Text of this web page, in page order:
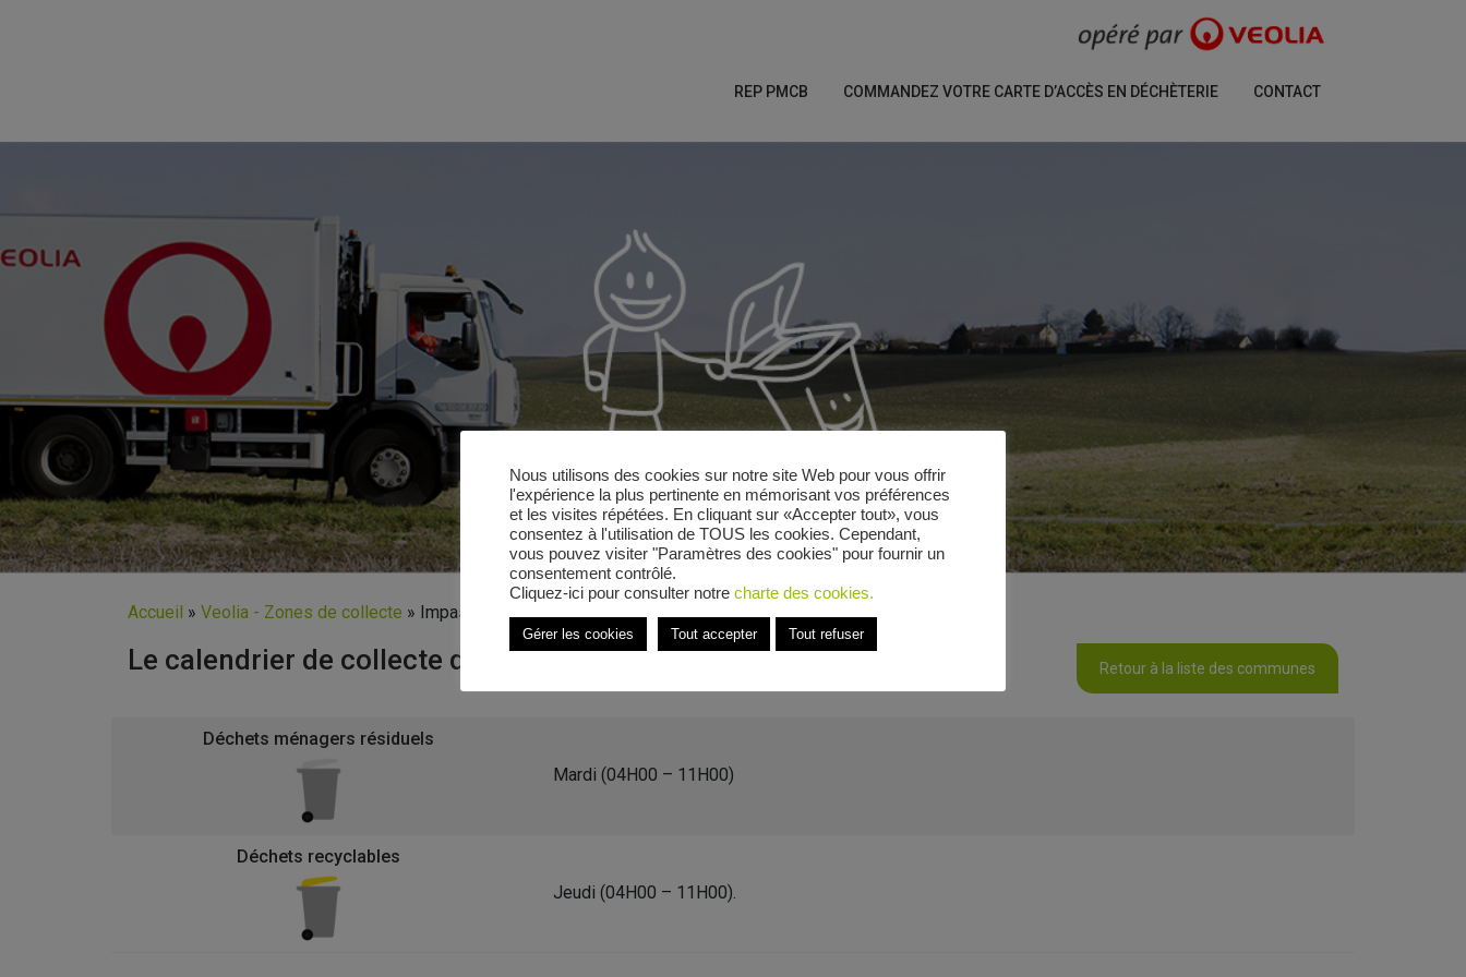
REP PMCB COMMANDEZ VOTRE CARTE D’ACCÈS EN DÉCHÈTERIE CONTACT
Accueil » Veolia - Zones de collecte » Impasse Adolphe Bony
Le calendrier de collecte de Impasse Adolphe Bony Retour à la liste des communes
Déchets ménagers résiduels
Mardi (04H00 – 11H00)
Déchets recyclables
Jeudi (04H00 – 11H00).
Nous utilisons des cookies sur notre site Web pour vous offrir
l'expérience la plus pertinente en mémorisant vos préférences
et les visites répétées. En cliquant sur «Accepter tout», vous
consentez à l'utilisation de TOUS les cookies. Cependant,
vous pouvez visiter "Paramètres des cookies" pour fournir un
consentement contrôlé.
Cliquez-ici pour consulter notre charte des cookies.
Gérer les cookies Tout accepter Tout refuser